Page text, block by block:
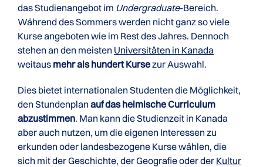
das Studienangebot im Undergraduate-Bereich.
Während des Sommers werden nicht ganz so viele
Kurse angeboten wie im Rest des Jahres. Dennoch
stehen an den meisten Universitäten in Kanada
weitaus mehr als hundert Kursezur Auswahl.
Dies bietet internationalen Studenten die Möglichkeit,
den Stundenplan auf das heimische Curriculum
abzustimmen. Man kann die Studienzeit in Kanada
aber auch nutzen, um die eigenen Interessen zu
erkunden oder landesbezogene Kurse wählen, die
sich mit der Geschichte, der Geografie oder der Kultur